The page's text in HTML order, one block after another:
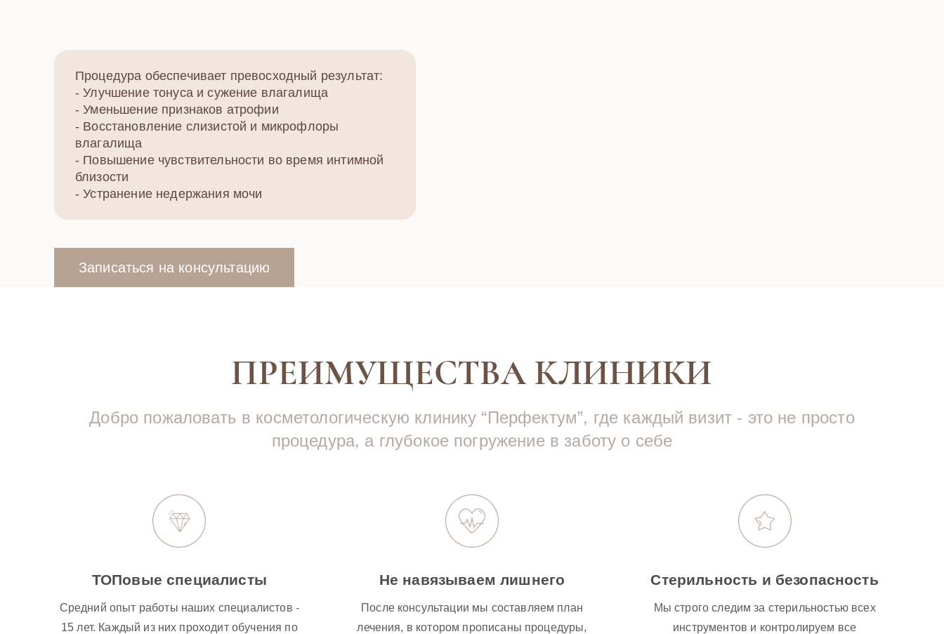
Процедура обеспечивает превосходный результат:
- Улучшение тонуса и сужение влагалища
- Уменьшение признаков атрофии
- Восстановление слизистой и микрофлоры
влагалища
- Повышение чувствительности во время интимной
близости
- Устранение недержания мочи
Записаться на консультацию
ПРЕИМУЩЕСТВА КЛИНИКИ
Добро пожаловать в косметологическую клинику “Перфектум”, где каждый визит - это не просто
процедура, а глубокое погружение в заботу о себе
ТОПовые специалисты
Средний опыт работы наших специалистов -
15 лет. Каждый из них проходит обучения по
Не навязываем лишнего
После консультации мы составляем план
лечения, в котором прописаны процедуры,
Стерильность и безопасность
Мы строго следим за стерильностью всех
инструментов и контролируем все